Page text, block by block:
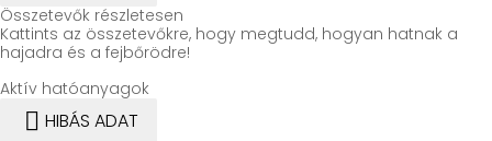
Összetevők részletesen
Kattints az összetevőkre, hogy megtudd, hogyan hatnak a
hajadra és a fejbőrödre!
Aktív hatóanyagok
 HIBÁS ADAT